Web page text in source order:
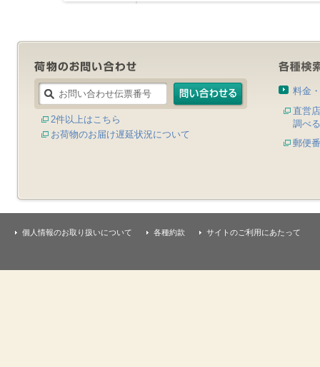
2件以上はこちら
お荷物のお届け遅延状況について
料金
直営
調べる
郵便
個人情報のお取り扱いについて 各種約款 サイトのご利用にあたって